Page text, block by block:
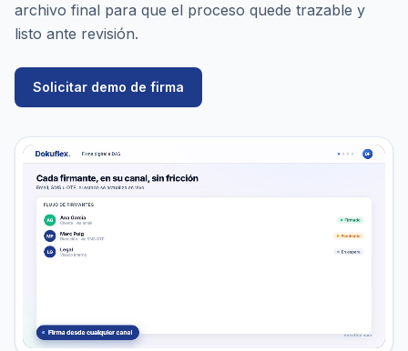
archivo final para que el proceso quede trazable y
listo ante revisión.
Solicitar demo de firma